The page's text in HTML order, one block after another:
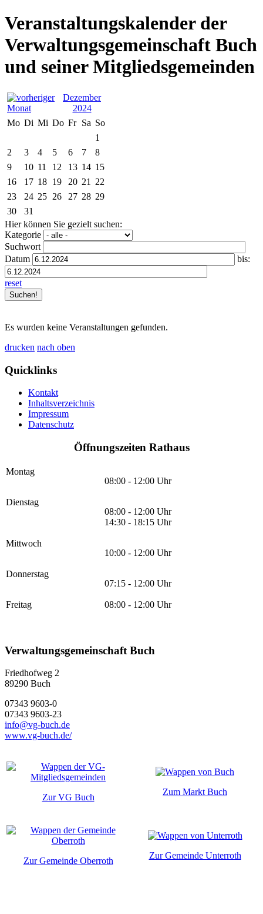
Veranstaltungskalender der
Verwaltungsgemeinschaft Buch
und seiner Mitgliedsgemeinden
Dezember
2024
Mo Di Mi Do Fr Sa So
1
2
3 4 5 6 7
8
9
10 11 12 13 14 15
16
17 18 19 20 21
22
23
24 25 26 27 28 29
30
31
Hier können Sie gezielt suchen:
Kategorie
Suchwort
Datum
bis:
reset
Es wurden keine Veranstaltungen gefunden.
drucken nach oben
Quicklinks
Kontakt
Inhaltsverzeichnis
Impressum
Datenschutz
Öffnungszeiten Rathaus
Montag
08:00 - 12:00 Uhr
Dienstag
08:00 - 12:00 Uhr
14:30 - 18:15 Uhr
Mittwoch
10:00 - 12:00 Uhr
Donnerstag
07:15 - 12:00 Uhr
Freitag 08:00 - 12:00 Uhr
Verwaltungsgemeinschaft Buch
Friedhofweg 2
89290 Buch
07343 9603-0
07343 9603-23
info@vg-buch.de
www.vg-buch.de/
Zur VG Buch
Zum Markt Buch
Zur Gemeinde Oberroth
Zur Gemeinde Unterroth